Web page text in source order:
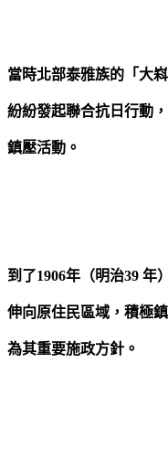
當時北部泰雅族的「大
紛紛發起聯合抗日行動
鎮壓活動。
到了1906年（明治39 年
伸向原住民區域，積極
為其重要施政方針。